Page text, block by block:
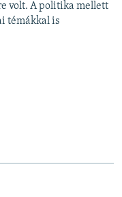
volt. A politika mellett
témákkal is